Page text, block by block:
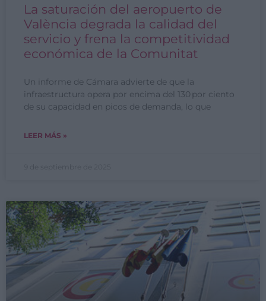
La saturación del aeropuerto de
València degrada la calidad del
servicio y frena la competitividad
económica de la Comunitat
Un informe de Cámara advierte de que la
infraestructura opera por encima del 130 por ciento
de su capacidad en picos de demanda, lo que
LEER MÁS »